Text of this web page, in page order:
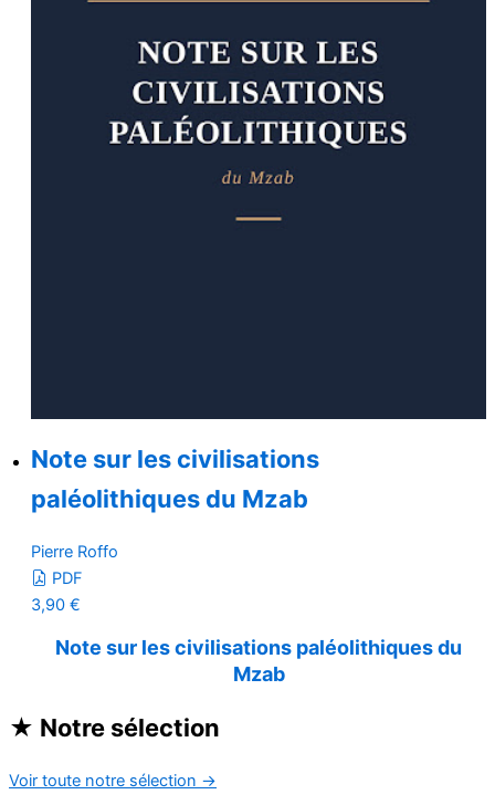
Note sur les civilisations
paléolithiques du Mzab
Pierre Roffo
PDF
3,90 €
Note sur les civilisations paléolithiques du
Mzab
★ Notre sélection
Voir toute notre sélection →